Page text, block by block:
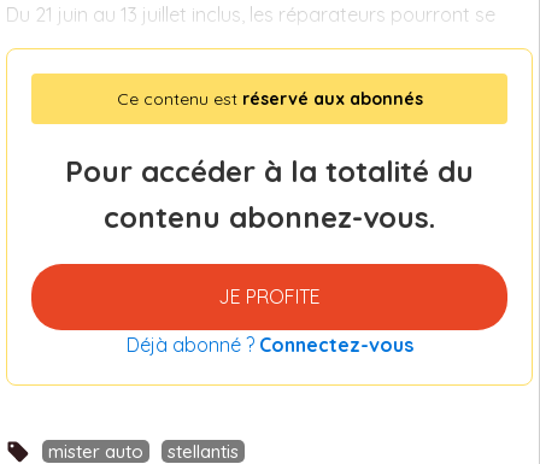
Du 21 juin au 13 juillet inclus, les réparateurs pourront se
Ce contenu est réservé aux abonnés
Pour accéder à la totalité du
contenu abonnez-vous.
JE PROFITE
Déjà abonné ? Connectez-vous
mister auto stellantis